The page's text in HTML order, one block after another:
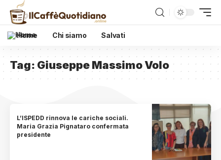
Home Chi siamo Salvati
Tag: Giuseppe Massimo Volo
L’ISPEDD rinnova le cariche sociali.
Maria Grazia Pignataro confermata
presidente